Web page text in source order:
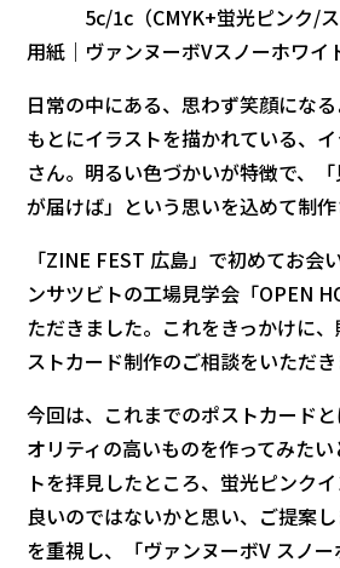
5c/1c（CMYK+蛍光ピンク/ス
用紙｜ヴァンヌーボVスノーホワイ
日常の中にある、思わず笑顔にな
もとにイラストを描かれている、イ
さん。明るい色づかいが特徴で、
が届けば」という思いを込めて制作
「ZINE FEST 広島」で初めてお会
ンサツビトの工場見学会「OPEN
ただきました。これをきっかけに
ストカード制作のご相談をいただき
今回は、これまでのポストカード
オリティの高いものを作ってみた
トを拝見したところ、蛍光ピンク
良いのではないかと思い、ご提案
を重視し、「ヴァンヌーボV スノ